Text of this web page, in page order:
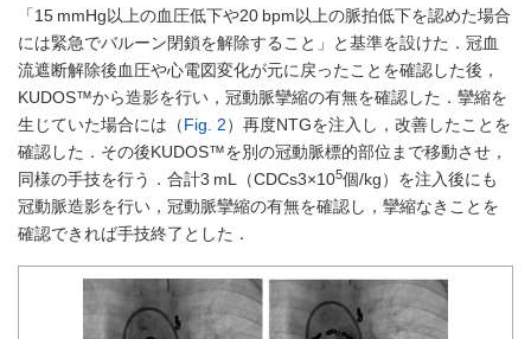
「15 mmHg以上の血圧低下や20 bpm以上の脈拍低下を認めた場合
には緊急でバルーン閉鎖を解除すること」と基準を設けた．冠血
流遮断解除後血圧や心電図変化が元に戻ったことを確認した後，
KUDOS™から造影を行い，冠動脈攣縮の有無を確認した．攣縮を
生じていた場合には（Fig. 2）再度NTGを注入し，改善したことを
確認した．その後KUDOS™を別の冠動脈標的部位まで移動させ，
同様の手技を行う．合計3 mL（CDCs3×105個/kg）を注入後にも
冠動脈造影を行い，冠動脈攣縮の有無を確認し，攣縮なきことを
確認できれば手技終了とした．